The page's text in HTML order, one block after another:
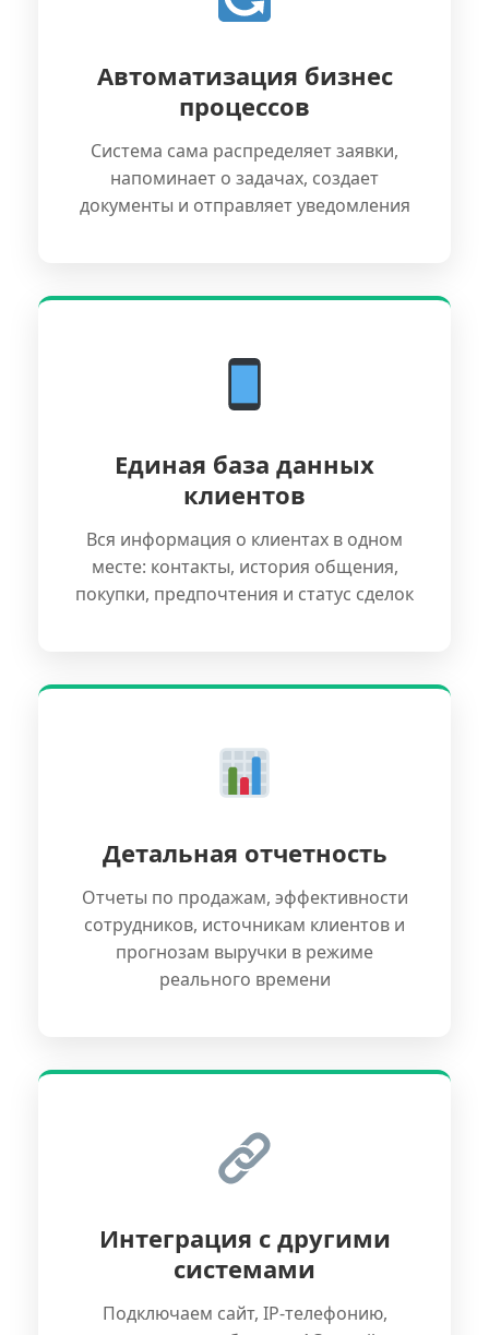
Автоматизация бизнес
процессов
Система сама распределяет заявки,
напоминает о задачах, создает
документы и отправляет уведомления
Единая база данных
клиентов
Вся информация о клиентах в одном
месте: контакты, история общения,
покупки, предпочтения и статус сделок
Детальная отчетность
Отчеты по продажам, эффективности
сотрудников, источникам клиентов и
прогнозам выручки в режиме
реального времени
Интеграция с другими
системами
Подключаем сайт, IP-телефонию,